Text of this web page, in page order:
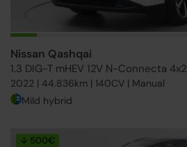
Nissan Qashqai
1.3 DIG-T mHEV 12V N-Connecta 4x2
2022 | 44.836km | 140CV | Manual
Mild hybrid
↓ 500€